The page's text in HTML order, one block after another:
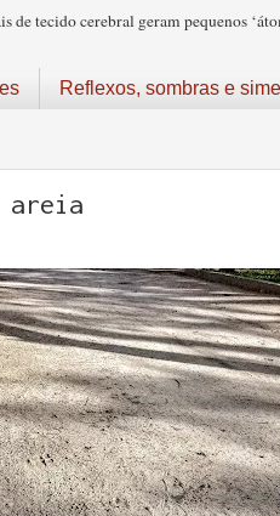
de tecido cerebral geram pequenos
Reflexos, sombras e
areia